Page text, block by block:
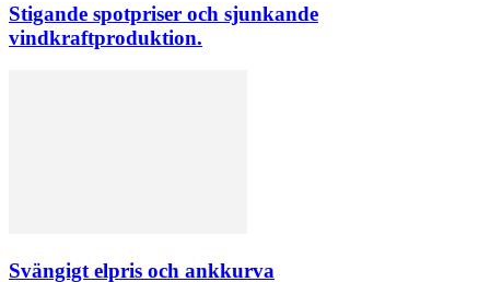
Stigande spotpriser och sjunkande
vindkraftproduktion.
Svängigt elpris och ankkurva